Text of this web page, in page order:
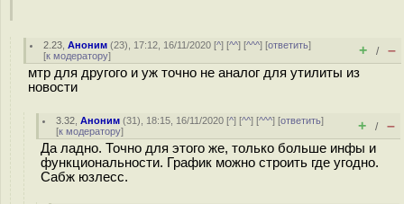
2.23 ,Аноним (23), 17:12, 16/11/2020 [^] [^^] [^^^] [ответить]
[к модератору] + / –
мтр для другого и уж точно не аналог для утилиты из
новости
3.32 ,Аноним (31), 18:15, 16/11/2020 [^] [^^] [^^^] [ответить]
[к модератору] + / –
Да ладно. Точно для этого же, только больше инфы и
функциональности. График можно строить где угодно.
Сабж юзлесс.